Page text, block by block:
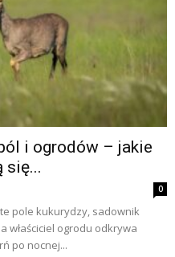
i ogrodów – jakie
się...
0
pole kukurydzy, sadownik
właściciel ogrodu odkrywa
po nocnej...